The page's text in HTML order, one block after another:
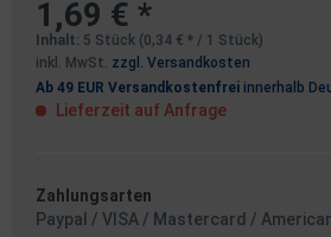
1,69 € *
Inhalt: 5 Stück (0,34 € * / 1 Stück)
inkl. MwSt. zzgl. Versandkosten
Ab 49 EUR Versandkostenfrei innerhalb
Lieferzeit auf Anfrage
Zahlungsarten
Paypal / VISA / Mastercard /